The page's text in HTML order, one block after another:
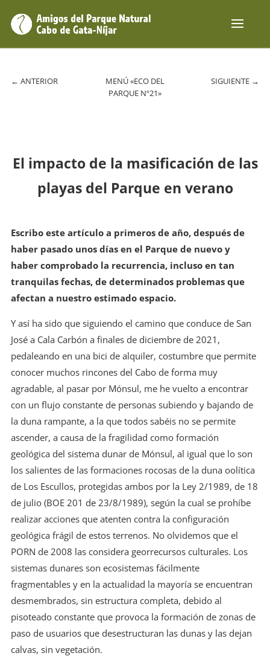
← ANTERIOR
MENÚ «ECO DEL
PARQUE Nº21»
SIGUIENTE →
El impacto de la masificación de las
playas del Parque en verano
Escribo este artículo a primeros de año, después de
haber pasado unos días en el Parque de nuevo y
haber comprobado la recurrencia, incluso en tan
tranquilas fechas, de determinados problemas que
afectan a nuestro estimado espacio.
Y así ha sido que siguiendo el camino que conduce de San
José a Cala Carbón a finales de diciembre de 2021,
pedaleando en una bici de alquiler, costumbre que permite
conocer muchos rincones del Cabo de forma muy
agradable, al pasar por Mónsul, me he vuelto a encontrar
con un flujo constante de personas subiendo y bajando de
la duna rampante, a la que todos sabéis no se permite
ascender, a causa de la fragilidad como formación
geológica del sistema dunar de Mónsul, al igual que lo son
los salientes de las formaciones rocosas de la duna oolítica
de Los Escullos, protegidas ambos por la Ley 2/1989, de 18
de julio (BOE 201 de 23/8/1989), según la cual se prohíbe
realizar acciones que atenten contra la configuración
geológica frágil de estos terrenos. No olvidemos que el
PORN de 2008 las considera georrecursos culturales. Los
sistemas dunares son ecosistemas fácilmente
fragmentables y en la actualidad la mayoría se encuentran
desmembrados, sin estructura completa, debido al
pisoteado constante que provoca la formación de zonas de
paso de usuarios que desestructuran las dunas y las dejan
calvas, sin vegetación.